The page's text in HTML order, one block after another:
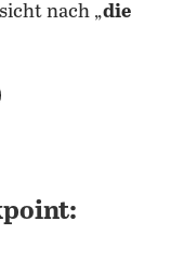
nach „die
teilen
Mail teilen